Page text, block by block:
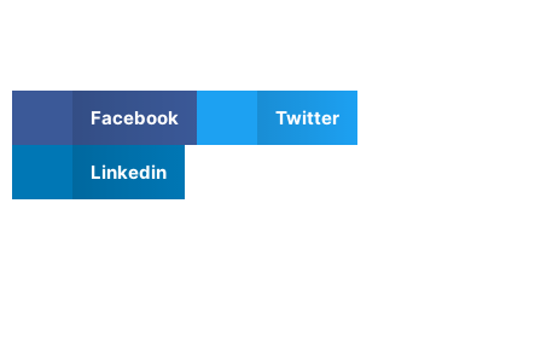
Facebook Twitter
Linkedin